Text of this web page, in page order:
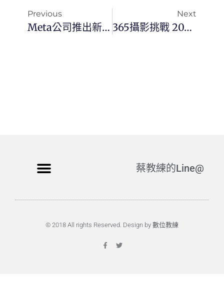
Previous
Meta公司推出新型大語言模型「Llama 3」
Next
365攝影挑戰 20240420(六) 111/366 Day3014
蔡教練的Line@
© 2018 All rights Reserved. Design by 數位教練